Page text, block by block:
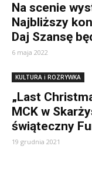
Na scenie
Najbliższy
Daj Szansę
6 maja 2022
KULTURA i ROZRYWKA
„Last
MCK w
świąteczny
19 grudnia 2021